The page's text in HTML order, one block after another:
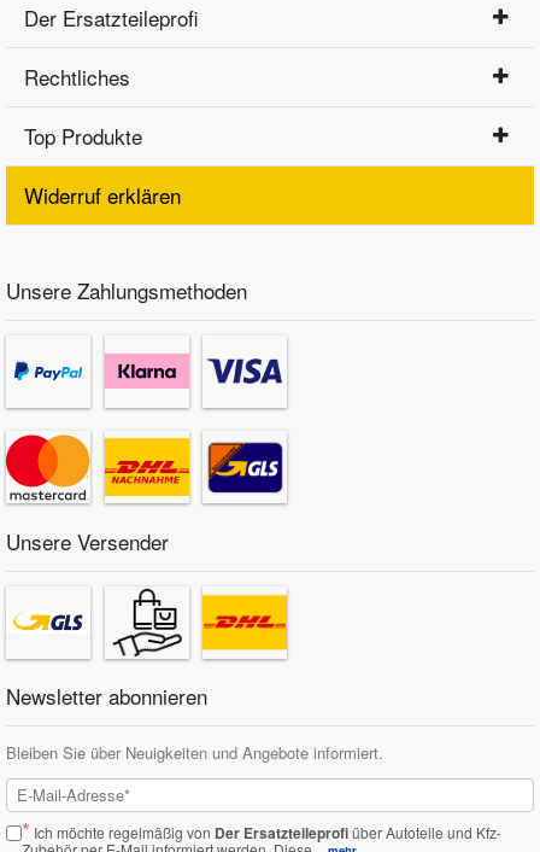
Der Ersatzteileprofi
Rechtliches
Top Produkte
Widerruf erklären
Unsere Zahlungsmethoden
Unsere Versender
Newsletter abonnieren
Bleiben Sie über Neuigkeiten und Angebote informiert.
* Ich möchte regelmäßig von Der Ersatzteileprofiüber Autoteile und Kfz-